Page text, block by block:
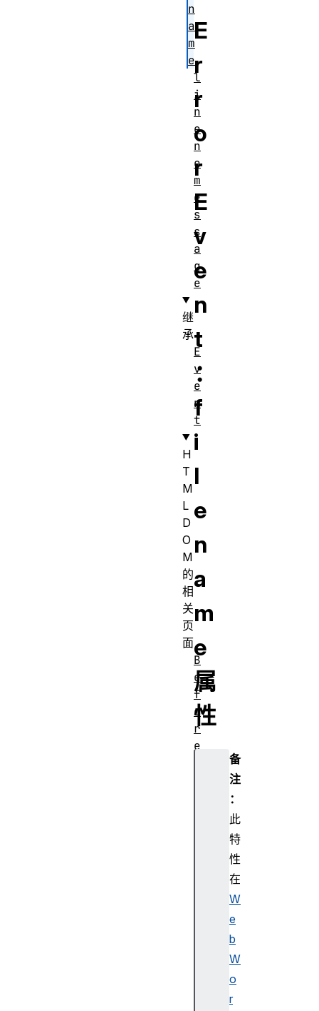
E
r
r
o
r
E
v
e
n
t
：
f
i
l
e
n
a
m
e
属
性
备
注
：
此
特
性
在
W
e
b
W
o
r
n
a
m
e
l
i
n
e
n
o
m
e
s
s
a
g
e
继
承
E
v
e
n
t
H
T
M
L
D
O
M
的
相
关
页
面
B
e
f
o
r
e